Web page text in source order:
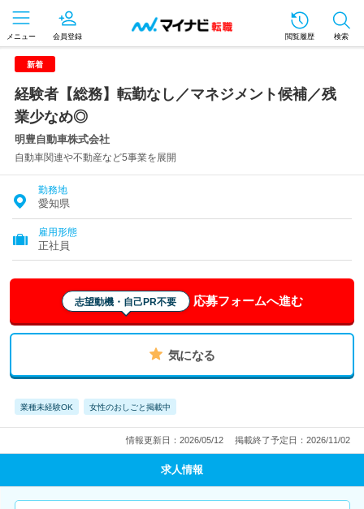
メニュー 会員登録 閲覧履歴 検索
新着
経験者【総務】転勤なし／マネジメント候補／残
業少なめ◎
明豊自動車株式会社
自動車関連や不動産など5事業を展開
勤務地
愛知県
雇用形態
正社員
志望動機・自己PR不要 応募フォームへ進む
気になる
業種未経験OK 女性のおしごと掲載中
情報更新日：2026/05/12 掲載終了予定日：2026/11/02
求人情報